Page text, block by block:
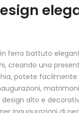
ferro battuto
creando una
potete
alto e